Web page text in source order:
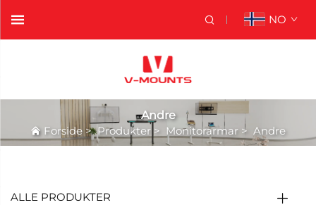
NO
Andre
Forside >Produkter > Monitorarmar > Andre
ALLE PRODUKTER